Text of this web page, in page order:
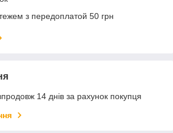
з передоплатой 50 грн
14 днів за рахунок покупця